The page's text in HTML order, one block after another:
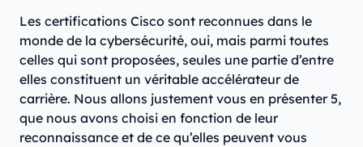
Les certifications Cisco sont reconnues dans le
monde de la cybersécurité, oui, mais parmi toutes
celles qui sont proposées, seules une partie d’entre
elles constituent un véritable accélérateur de
carrière. Nous allons justement vous en présenter 5,
que nous avons choisi en fonction de leur
reconnaissance et de ce qu’elles peuvent vous